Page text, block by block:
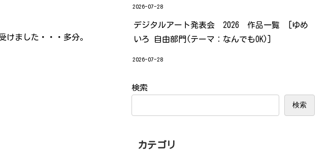
ました・・・多分。
2026-07-28
デジタルアート発表会 2026 作品一覧 [ゆめ
いろ 自由部門(テーマ：なんでもOK)]
2026-07-28
検索
検索
カテゴリ